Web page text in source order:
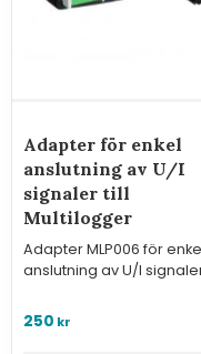
Adapter för enkel
anslutning av U/I
signaler till
Multilogger
Adapter MLP006 för
anslutning av U/I
250 kr